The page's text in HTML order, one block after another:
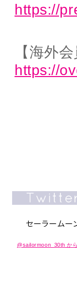
https://
【海外会
https://
@sailormoon_30th か